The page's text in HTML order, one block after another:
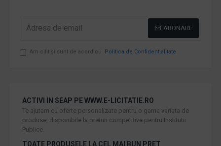
ABONARE
Am citit şi sunt de acord cu Politica de Confidentialitate
ACTIVI IN SEAP PE WWW.E-LICITATIE.RO
Te ajutam cu oferte personalizate pentru o gama variata de
produse, disponibile la preturi competitive pentru Institutii
Publice.
TOATE PRODUSELE LA CEL MAI BUN PRET